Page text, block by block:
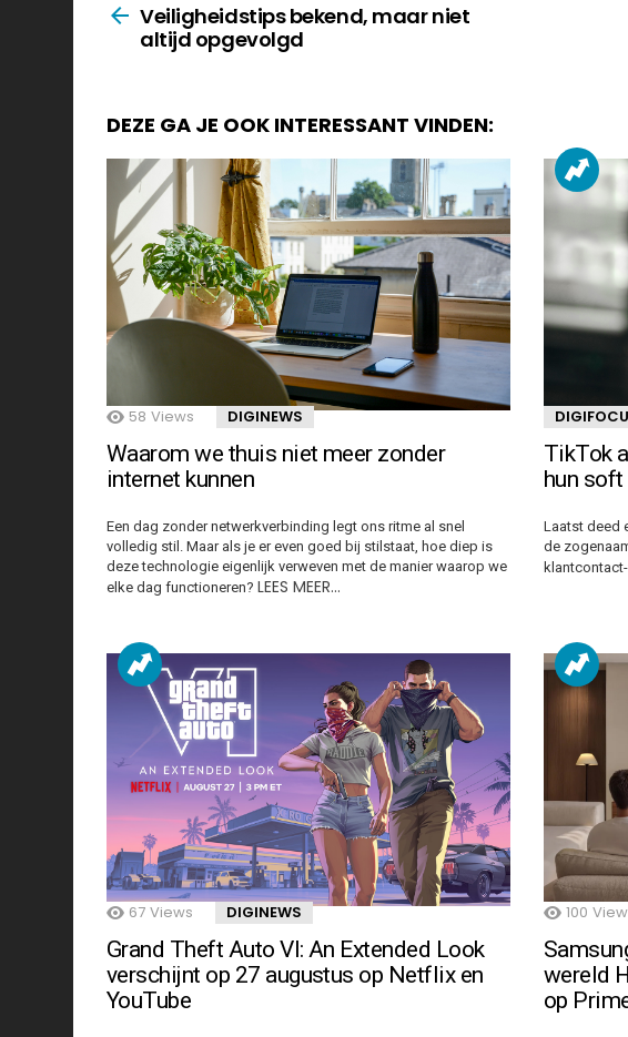
moreVeiligheidstips bekend, maar niet
altijd opgevolgd
DEZE GA JE OOK INTERESSANT VINDEN:
58 Views DIGINEWS
Waarom we thuis niet meer zonder
internet kunnen
Een dag zonder netwerkverbinding legt ons ritme al snel
volledig stil. Maar als je er even goed bij stilstaat, hoe diep is
deze technologie eigenlijk verweven met de manier waarop we
elke dag functioneren? LEES MEER…
TikTok
hun
Laatst deed
de
67 Views DIGINEWS
Grand Theft Auto VI: An Extended Look
verschijnt op 27 augustus op Netflix en
YouTube
100
wereld
op